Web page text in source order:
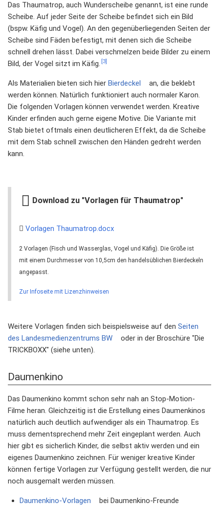
Das Thaumatrop, auch Wunderscheibe genannt, ist eine runde
Scheibe. Auf jeder Seite der Scheibe befindet sich ein Bild
(bspw. Käfig und Vogel). An den gegenüberliegenden Seiten der
Scheibe sind Fäden befestigt, mit denen sich die Scheibe
schnell drehen lässt. Dabei verschmelzen beide Bilder zu einem
Bild, der Vogel sitzt im Käfig. [3]
Als Materialien bieten sich hier Bierdeckel
an, die beklebt
werden können. Natürlich funktioniert auch normaler Karon.
Die folgenden Vorlagen können verwendet werden. Kreative
Kinder erfinden auch gerne eigene Motive. Die Variante mit
Stab bietet oftmals einen deutlicheren Effekt, da die Scheibe
mit dem Stab schnell zwischen den Händen gedreht werden
kann.
Download zu "Vorlagen für Thaumatrop"
Vorlagen Thaumatrop.docx
2 Vorlagen (Fisch und Wasserglas, Vogel und Käfig). Die Größe ist
mit einem Durchmesser von 10,5cm den handelsüblichen Bierdeckeln
angepasst.
Zur Infoseite mit Lizenzhinweisen
Weitere Vorlagen finden sich beispielsweise auf den Seiten
des Landesmedienzentrums BW
oder in der Broschüre "Die
TRICKBOXX" (siehe unten).
Daumenkino
Das Daumenkino kommt schon sehr nah an Stop-Motion-
Filme heran. Gleichzeitig ist die Erstellung eines Daumenkinos
natürlich auch deutlich aufwendiger als ein Thaumatrop. Es
muss dementsprechend mehr Zeit eingeplant werden. Auch
hier gibt es sicherlich Kinder, die selbst aktiv werden und ein
eigenes Daumenkino zeichnen. Für weniger kreative Kinder
können fertige Vorlagen zur Verfügung gestellt werden, die nur
noch ausgemalt werden müssen.
Daumenkino-Vorlagen bei Daumenkino-Freunde